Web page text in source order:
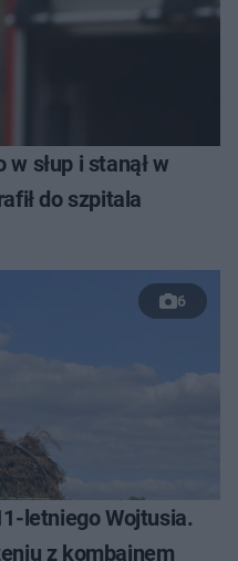
słup i stanął w
do szpitala
6
letniego Wojtusia.
z kombajnem